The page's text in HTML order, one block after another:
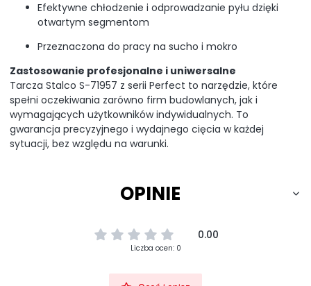
Efektywne chłodzenie i odprowadzanie pyłu dzięki
otwartym segmentom
Przeznaczona do pracy na sucho i mokro
Zastosowanie profesjonalne i uniwersalne
Tarcza Stalco S-71957 z serii Perfect to narzędzie, które
spełni oczekiwania zarówno firm budowlanych, jak i
wymagających użytkowników indywidualnych. To
gwarancja precyzyjnego i wydajnego cięcia w każdej
sytuacji, bez względu na warunki.
OPINIE
0.00
Liczba ocen: 0